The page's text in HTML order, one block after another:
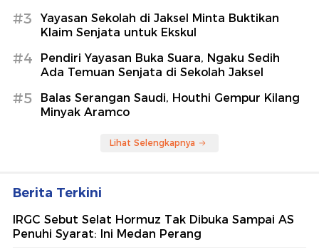
#3
Yayasan Sekolah di Jaksel Minta Buktikan
Klaim Senjata untuk Ekskul
#4
Pendiri Yayasan Buka Suara, Ngaku Sedih
Ada Temuan Senjata di Sekolah Jaksel
#5
Balas Serangan Saudi, Houthi Gempur Kilang
Minyak Aramco
Lihat Selengkapnya
Berita Terkini
IRGC Sebut Selat Hormuz Tak Dibuka Sampai AS
Penuhi Syarat: Ini Medan Perang